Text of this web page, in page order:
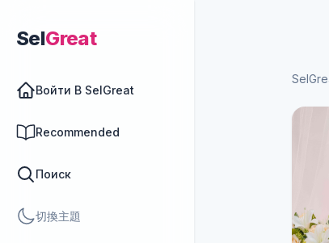
SelGreat
Войти В SelGreat
Recommended
Поиск
切換主題